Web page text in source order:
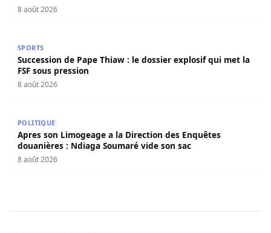
8 août 2026
SPORTS
Succession de Pape Thiaw : le dossier explosif qui met la
FSF sous pression
8 août 2026
POLITIQUE
Apres son Limogeage a la Direction des Enquêtes
douanières : Ndiaga Soumaré vide son sac
8 août 2026